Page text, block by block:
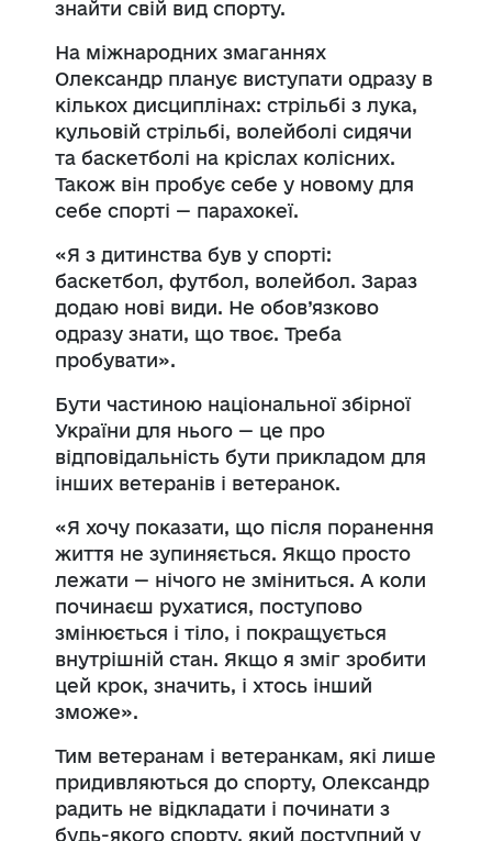
знайти свій вид спорту.
На міжнародних змаганнях
Олександр планує виступати одразу в
кількох дисциплінах: стрільбі з лука,
кульовій стрільбі, волейболі сидячи
та баскетболі на кріслах колісних.
Також він пробує себе у новому для
себе спорті — парахокеї.
«Я з дитинства був у спорті:
баскетбол, футбол, волейбол. Зараз
додаю нові види. Не обов’язково
одразу знати, що твоє. Треба
пробувати».
Бути частиною національної збірної
України для нього — це про
відповідальність бути прикладом для
інших ветеранів і ветеранок.
«Я хочу показати, що після поранення
життя не зупиняється. Якщо просто
лежати — нічого не зміниться. А коли
починаєш рухатися, поступово
змінюється і тіло, і покращується
внутрішній стан. Якщо я зміг зробити
цей крок, значить, і хтось інший
зможе».
Тим ветеранам і ветеранкам, які лише
придивляються до спорту, Олександр
радить не відкладати і починати з
будь-якого спорту, який доступний у